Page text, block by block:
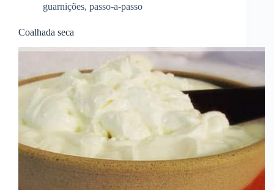
guarnições, passo-a-passo
Coalhada seca